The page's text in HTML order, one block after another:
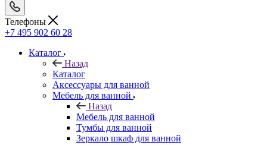
Телефоны
+7 495 902 60 28
Каталог
Назад
Каталог
Аксессуары для ванной
Мебель для ванной
Назад
Мебель для ванной
Тумбы для ванной
Зеркало шкаф для ванной